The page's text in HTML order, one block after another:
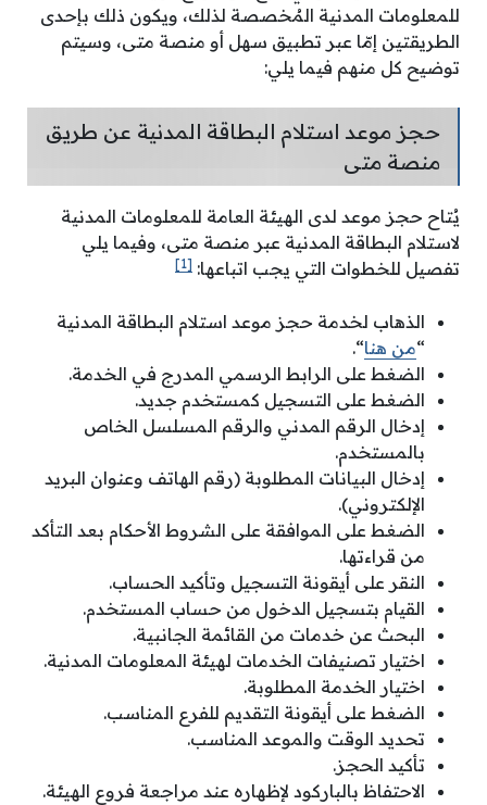
للمعلومات المدنية المُخصصة لذلك، ويكون ذلك بإحدى
الطريقتين إمّا عبر تطبيق سهل أو منصة متى، وسيتم
توضيح كل منهم فيما يلي:
حجز موعد استلام البطاقة المدنية عن طريق
منصة متى
يُتاح حجز موعد لدى الهيئة العامة للمعلومات المدنية
لاستلام البطاقة المدنية عبر منصة متى، وفيما يلي
تفصيل للخطوات التي يجب اتباعها: [1]
الذهاب لخدمة حجز موعد استلام البطاقة المدنية
“من هنا“.
الضغط على الرابط الرسمي المدرج في الخدمة.
الضغط على التسجيل كمستخدم جديد.
إدخال الرقم المدني والرقم المسلسل الخاص
بالمستخدم.
إدخال البيانات المطلوبة (رقم الهاتف وعنوان البريد
الإلكتروني).
الضغط على الموافقة على الشروط الأحكام بعد التأكد
من قراءتها.
النقر على أيقونة التسجيل وتأكيد الحساب.
القيام بتسجيل الدخول من حساب المستخدم.
البحث عن خدمات من القائمة الجانبية.
اختيار تصنيفات الخدمات لهيئة المعلومات المدنية.
اختيار الخدمة المطلوبة.
الضغط على أيقونة التقديم للفرع المناسب.
تحديد الوقت والموعد المناسب.
تأكيد الحجز.
الاحتفاظ بالباركود لإظهاره عند مراجعة فروع الهيئة.